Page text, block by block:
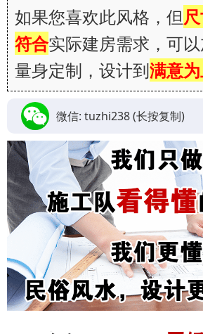
如果您喜欢此风格，但
符合实际建房需求，可
量身定制，设计到满意
微信: tuzhi238(长按复制)